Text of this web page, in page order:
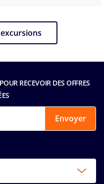
RECEVOIR DES OFFRES
Envoyer